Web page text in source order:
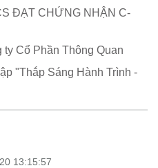
ĐẠT CHỨNG NHẬN C-
ty Cổ Phần Thông Quan
"Thắp Sáng Hành Trình -
13:15:57